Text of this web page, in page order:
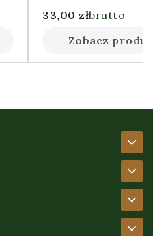
33,00 złbrutto
Zobacz